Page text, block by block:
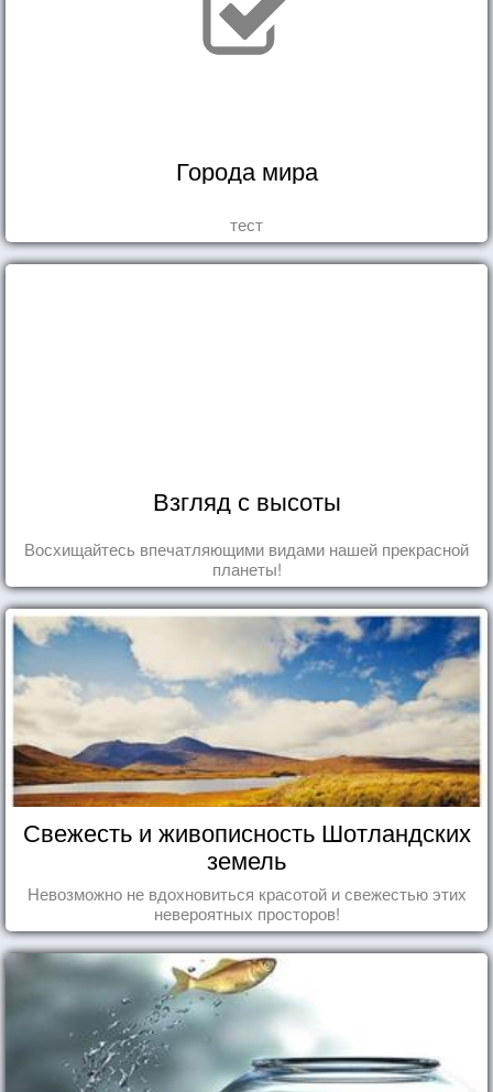
Города мира
тест
Взгляд с высоты
Восхищайтесь впечатляющими видами нашей прекрасной
планеты!
Свежесть и живописность Шотландских
земель
Невозможно не вдохновиться красотой и свежестью этих
невероятных просторов!